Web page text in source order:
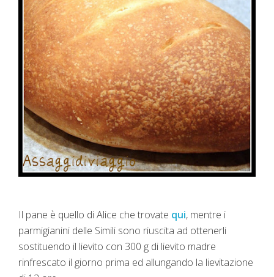
Il pane è quello di Alice che trovate qui, mentre i
parmigianini delle Simili sono riuscita ad ottenerli
sostituendo il lievito con 300 g di lievito madre
rinfrescato il giorno prima ed allungando la lievitazione